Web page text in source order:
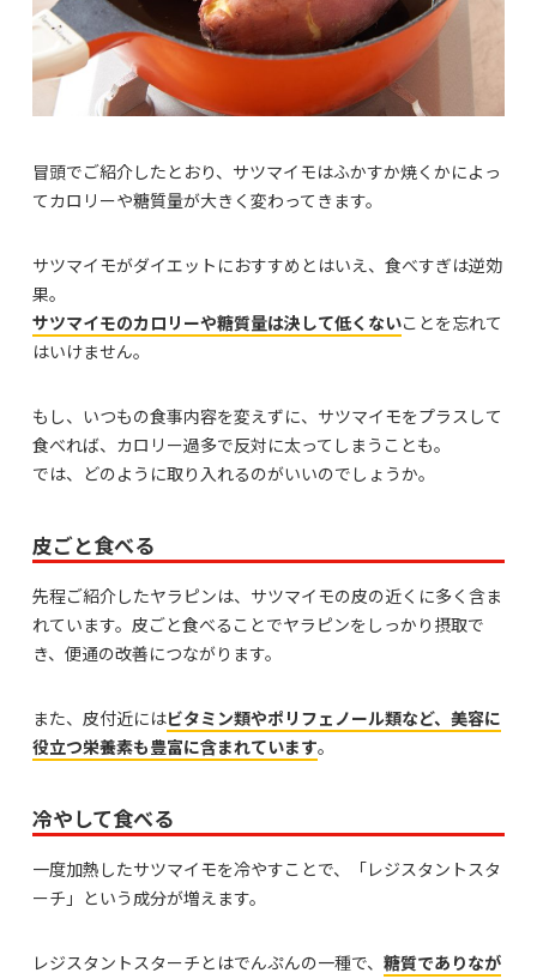
冒頭でご紹介したとおり、サツマイモはふかすか焼くかによっ
てカロリーや糖質量が大きく変わってきます。
サツマイモがダイエットにおすすめとはいえ、食べすぎは逆効
果。
サツマイモのカロリーや糖質量は決して低くないことを忘れて
はいけません。
もし、いつもの食事内容を変えずに、サツマイモをプラスして
食べれば、カロリー過多で反対に太ってしまうことも。
では、どのように取り入れるのがいいのでしょうか。
皮ごと食べる
先程ご紹介したヤラピンは、サツマイモの皮の近くに多く含ま
れています。皮ごと食べることでヤラピンをしっかり摂取で
き、便通の改善につながります。
また、皮付近にはビタミン類やポリフェノール類など、美容に
役立つ栄養素も豊富に含まれています。
冷やして食べる
一度加熱したサツマイモを冷やすことで、「レジスタントスタ
ーチ」という成分が増えます。
レジスタントスターチとはでんぷんの一種で、 糖質でありなが